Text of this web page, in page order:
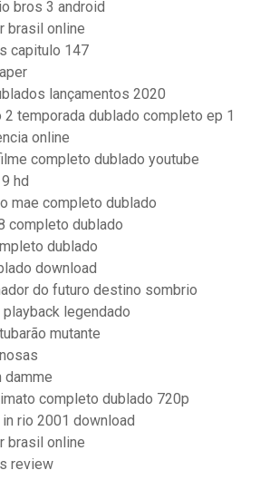
bros 3 android
brasil online
capitulo 147
lançamentos 2020
2 temporada dublado completo ep 1
online
completo dublado youtube
hd
mae completo dublado
completo dublado
dublado
download
do futuro destino sombrio
legendado
mutante
damme
completo dublado 720p
rio 2001 download
brasil online
review